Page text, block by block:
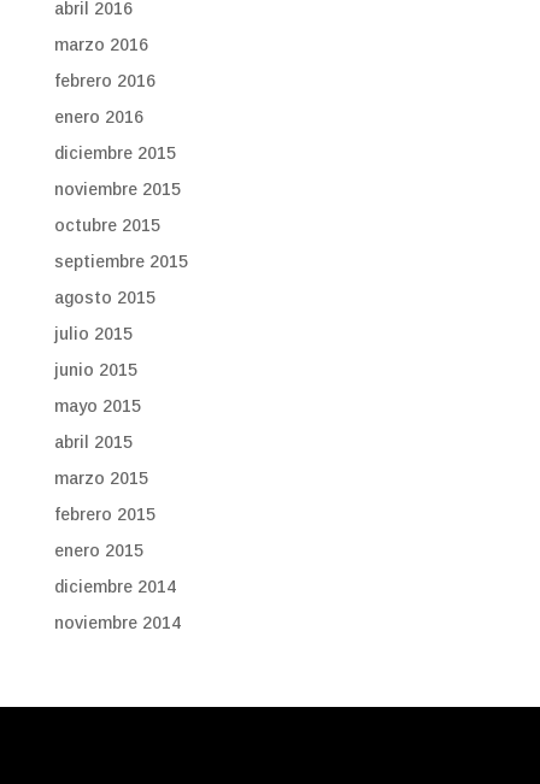
abril 2016
marzo 2016
febrero 2016
enero 2016
diciembre 2015
noviembre 2015
octubre 2015
septiembre 2015
agosto 2015
julio 2015
junio 2015
mayo 2015
abril 2015
marzo 2015
febrero 2015
enero 2015
diciembre 2014
noviembre 2014